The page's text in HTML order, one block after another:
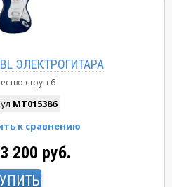
ЭЛЕКТРОГИТАРА
струн 6
MT015386
200 руб.